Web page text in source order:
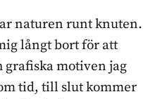
naturen runt knuten.
långt bort för att
grafiska motiven jag
tid, till slut kommer